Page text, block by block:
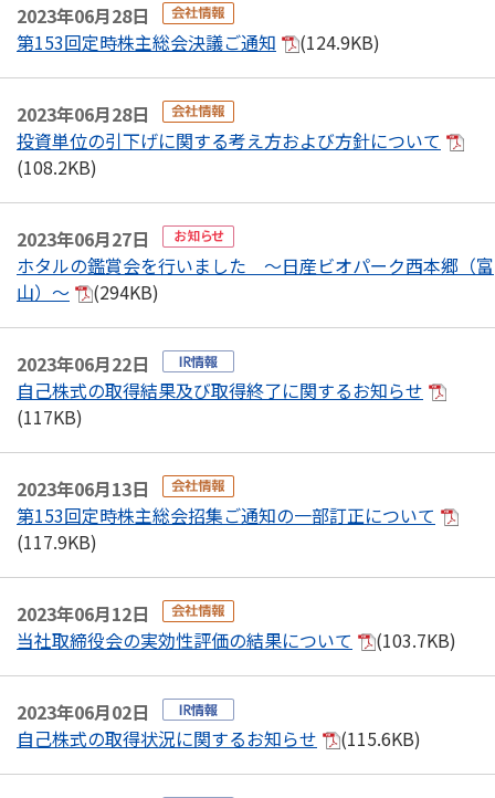
2023年06月28日
第153回定時株主総会決議ご通知
(124.9KB)
2023年06月28日
投資単位の引下げに関する考え方および方針について
(108.2KB)
2023年06月27日
ホタルの鑑賞会を行いました ～日産ビオパーク西本郷（富
山）～
(294KB)
2023年06月22日
自己株式の取得結果及び取得終了に関するお知らせ
(117KB)
2023年06月13日
第153回定時株主総会招集ご通知の一部訂正について
(117.9KB)
2023年06月12日
当社取締役会の実効性評価の結果について
(103.7KB)
2023年06月02日
自己株式の取得状況に関するお知らせ
(115.6KB)